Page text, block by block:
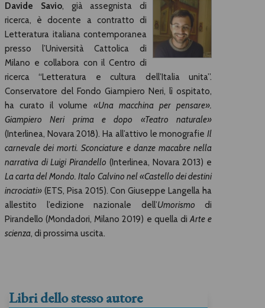
Davide Savio, già assegnista di
ricerca, è docente a contratto di
Letteratura italiana contemporanea
presso l’Università Cattolica di
Milano e collabora con il Centro di
ricerca “Letteratura e cultura dell’Italia unita”.
Conservatore del Fondo Giampiero Neri, lì ospitato,
ha curato il volume «Una macchina per pensare».
Giampiero Neri prima e dopo «Teatro naturale»
(Interlinea, Novara 2018). Ha all’attivo le monografie Il
carnevale dei morti. Sconciature e danze macabre nella
narrativa di Luigi Pirandello (Interlinea, Novara 2013) e
La carta del Mondo. Italo Calvino nel «Castello dei destini
incrociati» (ETS, Pisa 2015). Con Giuseppe Langella ha
allestito l’edizione nazionale dell’Umorismo di
Pirandello (Mondadori, Milano 2019) e quella diArte e
scienza, di prossima uscita.
Libri dello stesso autore